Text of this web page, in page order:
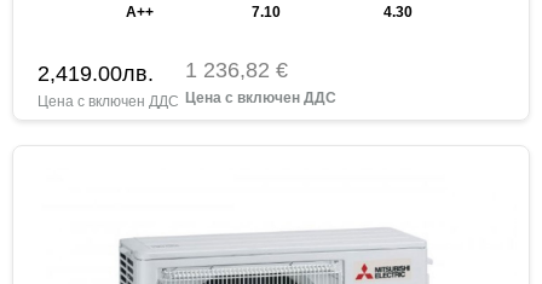
A++ 7.10 4.30
2,419.00лв. 1 236,82 €